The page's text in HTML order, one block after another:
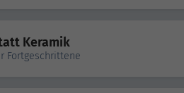
Keramik
Fortgeschrittene